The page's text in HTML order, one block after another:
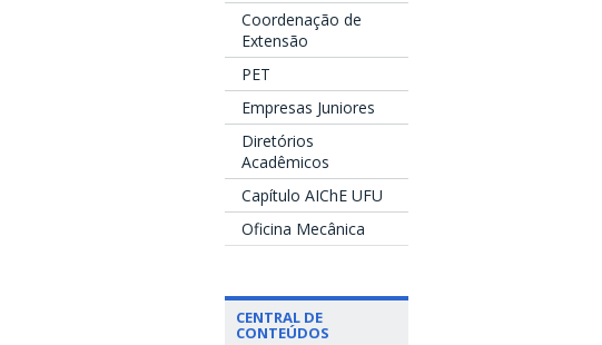
Coordenação de
Extensão
PET
Empresas Juniores
Diretórios
Acadêmicos
Capítulo AIChE UFU
Oficina Mecânica
CENTRAL DE
CONTEÚDOS